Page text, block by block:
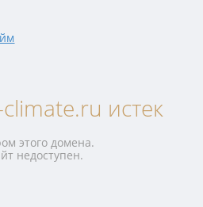
истек
этого домена.
недоступен.